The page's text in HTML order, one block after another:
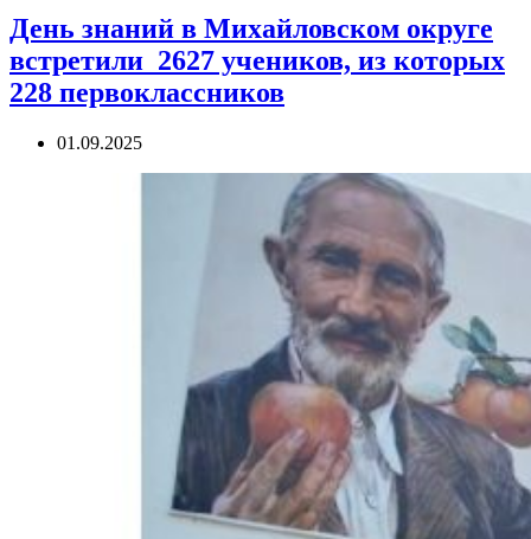
День знаний в Михайловском округе
встретили 2627 учеников, из которых
228 первоклассников
01.09.2025